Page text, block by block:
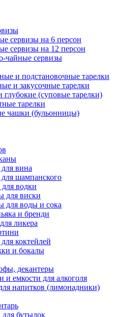
сервизы на 6 персон
сервизы на 12 персон
чайные сервизы
и подстановочные тарелки
и закусочные тарелки
глубокие (суповые тарелки)
тарелки
чашки (бульонницы)
вина
шампанского
водки
для виски
для воды и сока
и бренди
ликера
коктейлей
и бокалы
декантеры
и емкости для алкоголя
напитков (лимонадники)
бутылок